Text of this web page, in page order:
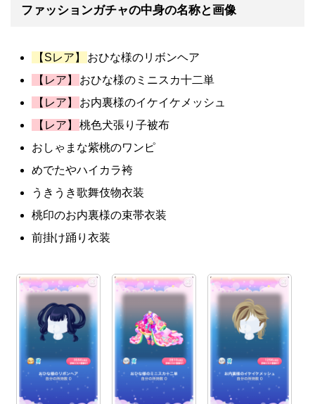
ファッションガチャの中身の名称と画像
【Sレア】
おひな様のリボンヘア
【レア】
おひな様のミニスカ十二単
【レア】
お内裏様のイケイケメッシュ
【レア】
桃色犬張り子被布
おしゃまな紫桃のワンピ
めでたやハイカラ袴
うきうき歌舞伎物衣装
桃印のお内裏様の束帯衣装
前掛け踊り衣装